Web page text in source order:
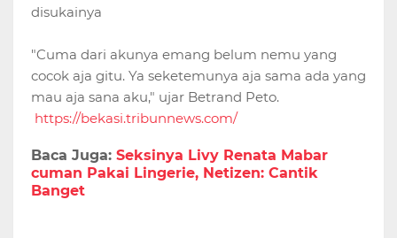
disukainya
"Cuma dari akunya emang belum nemu yang
cocok aja gitu. Ya seketemunya aja sama ada yang
mau aja sana aku," ujar Betrand Peto.
https://bekasi.tribunnews.com/
Baca Juga: Seksinya Livy Renata Mabar
cuman Pakai Lingerie, Netizen: Cantik
Banget